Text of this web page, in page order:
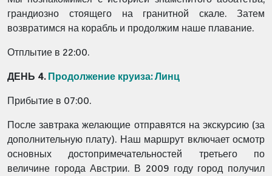
грандиозно стоящего на гранитной скале. Затем
возвратимся на корабль и продолжим наше плавание.
Отплытие в 22:00.
ДЕНЬ 4. Продолжение круиза:Линц
Прибытие в 07:00.
После завтрака желающие отправятся на экскурсию (за
дополнительную плату). Наш маршрут включает осмотр
основных достопримечательностей третьего по
величине города Австрии. В 2009 году город получил